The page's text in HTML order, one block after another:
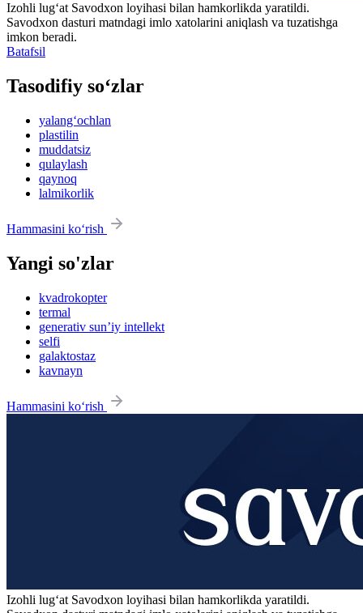
Izohli lugʻat Savodxon loyihasi bilan hamkorlikda yaratildi.
Savodxon dasturi matndagi imlo xatolarini aniqlash va tuzatishga
imkon beradi.
Batafsil
Tasodifiy so‘zlar
yalang‘ochlan
plastilin
muddatsiz
qulaylash
qaynoq
lalmikorlik
Hammasini ko‘rish
Yangi so'zlar
kvadrokopter
termal
generativ sun’iy intellekt
selfi
galaktostaz
kavnayn
Hammasini ko‘rish
Izohli lugʻat Savodxon loyihasi bilan hamkorlikda yaratildi.